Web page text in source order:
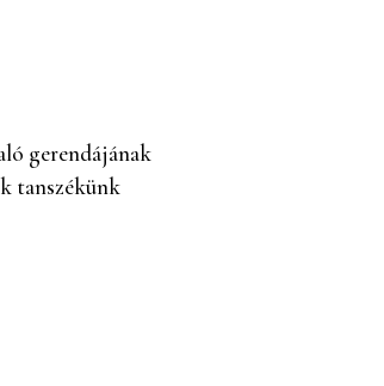
gerendájának
tanszékünk